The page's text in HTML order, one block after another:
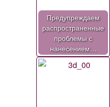
Предупреждаем
распространенные
проблемы с
нанесением…